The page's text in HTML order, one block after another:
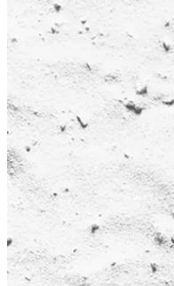
功
着
陆。
纪
念
满
月
的
全
新
白
腕